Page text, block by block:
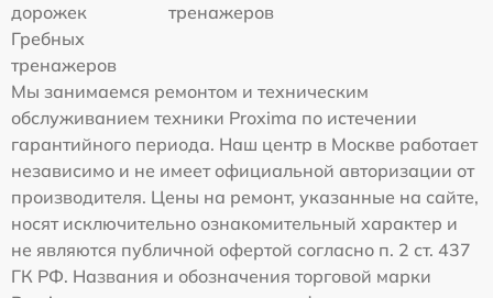
дорожек
тренажеров
Гребных
тренажеров
Мы занимаемся ремонтом и техническим
обслуживанием техники Proxima по истечении
гарантийного периода. Наш центр в Москве работает
независимо и не имеет официальной авторизации от
производителя. Цены на ремонт, указанные на сайте,
носят исключительно ознакомительный характер и
не являются публичной офертой согласно п. 2 ст. 437
ГК РФ. Названия и обозначения торговой марки